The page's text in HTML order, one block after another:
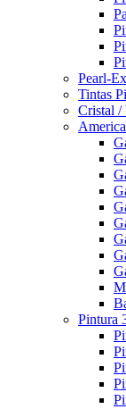
Pearl-Ex
Tintas
Cristal
Pintura